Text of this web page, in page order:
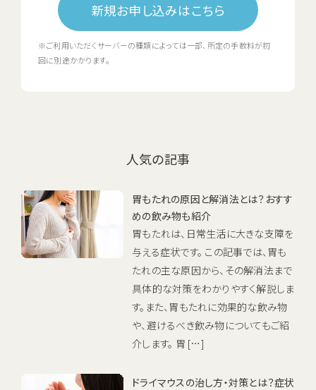
新規お申し込みはこちら
※ご利用いただくサーバーの種類によっては一部、所定の手数料が初
回に別途かかります。
人気の記事
胃もたれの原因と解消法とは？おすす
めの飲み物も紹介
胃もたれは、日常生活に大きな支障を
与える症状です。 この記事では、胃も
たれの主な原因から、その解消法まで
具体的な対策をわかりやすく解説しま
す。また、胃もたれに効果的な飲み物
や、避けるべき飲み物についてもご紹
介します。 胃 […]
ドライマウスの治し方・対策とは？症状